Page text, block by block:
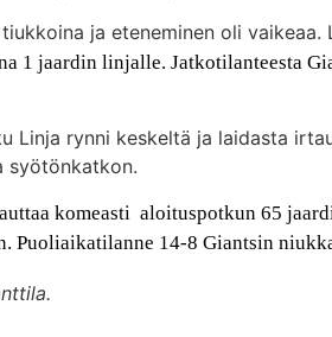
ja eteneminen oli
1 jaardin linjalle. Jatkotilanteesta
Linja rynni keskeltä ja laidasta
syötönkatkon.
komeasti aloituspotkun 65
Puoliaikatilanne 14-8 Giantsin